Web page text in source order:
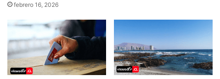
febrero 16, 2026